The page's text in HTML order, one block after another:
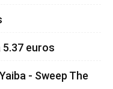
5.37 euros
- Sweep The